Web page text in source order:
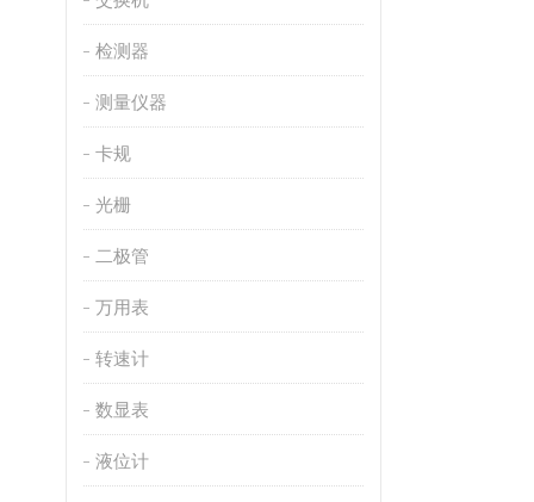
检测器
测量仪器
卡规
光栅
二极管
万用表
转速计
数显表
液位计